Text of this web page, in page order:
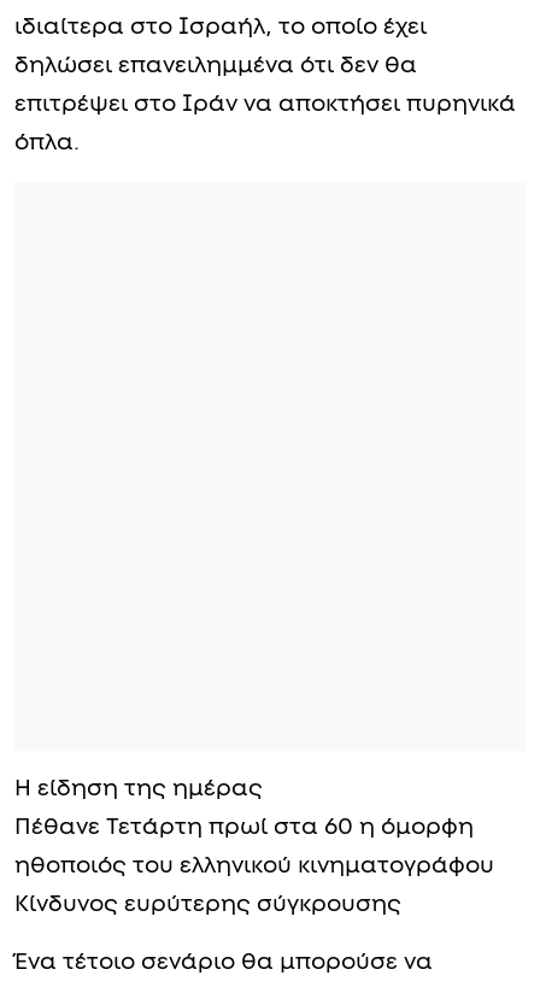
ιδιαίτερα στο Ισραήλ, το οποίο έχει
δηλώσει επανειλημμένα ότι δεν θα
επιτρέψει στο Ιράν να αποκτήσει πυρηνικά
όπλα.
Η είδηση της ημέρας
Πέθανε Τετάρτη πρωί στα 60 η όμορφη
ηθοποιός του ελληνικού κινηματογράφου
Κίνδυνος ευρύτερης σύγκρουσης
Ένα τέτοιο σενάριο θα μπορούσε να